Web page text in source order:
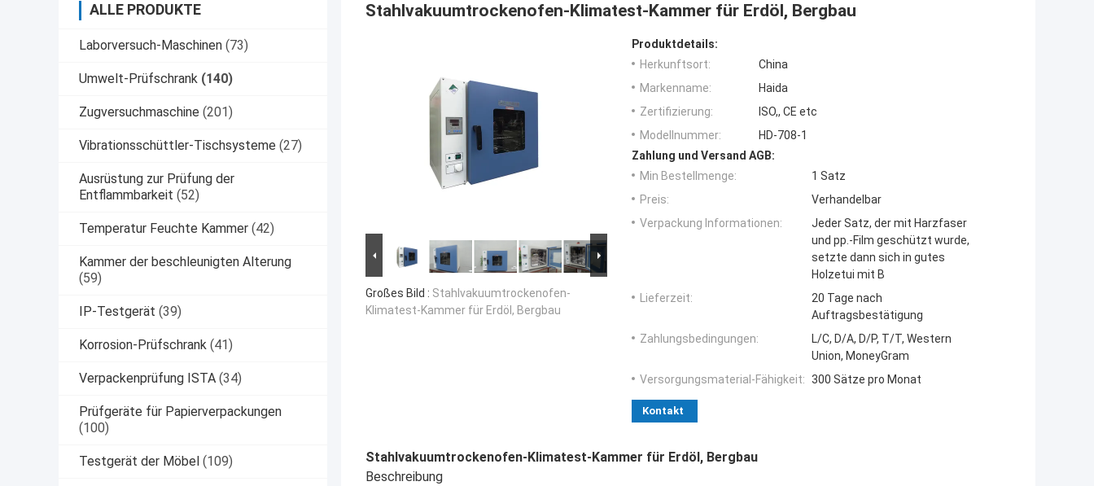
ALLE PRODUKTE
Laborversuch-Maschinen (73)
Umwelt-Prüfschrank (140)
Zugversuchmaschine (201)
Vibrationsschüttler-Tischsysteme (27)
Ausrüstung zur Prüfung der
Entflammbarkeit (52)
Temperatur Feuchte Kammer (42)
Kammer der beschleunigten Alterung
(59)
IP-Testgerät (39)
Korrosion-Prüfschrank (41)
Verpackenprüfung ISTA (34)
Prüfgeräte für Papierverpackungen
(100)
Testgerät der Möbel (109)
Stahlvakuumtrockenofen-Klimatest-Kammer für Erdöl, Bergbau
Großes Bild : Stahlvakuumtrockenofen-
Klimatest-Kammer für Erdöl, Bergbau
Produktdetails:
Herkunftsort:
China
Markenname:
Haida
Zertifizierung:
ISO,, CE etc
Modellnummer:
HD-708-1
Zahlung und Versand AGB:
Min Bestellmenge:
1 Satz
Preis:
Verhandelbar
Verpackung Informationen:
Jeder Satz, der mit Harzfaser
und pp.-Film geschützt wurde,
setzte dann sich in gutes
Holzetui mit B
Lieferzeit:
20 Tage nach
Auftragsbestätigung
Zahlungsbedingungen:
L/C, D/A, D/P, T/T, Western
Union, MoneyGram
Versorgungsmaterial-Fähigkeit: 300 Sätze pro Monat
Kontakt
Stahlvakuumtrockenofen-Klimatest-Kammer für Erdöl, Bergbau
Beschreibung